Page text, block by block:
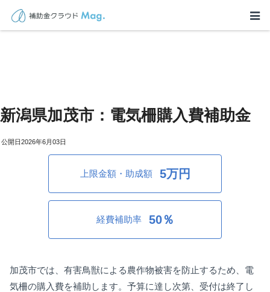
新潟県加茂市：電気柵購入費補助金
2026年6月03日
上限金額・助成額 5万円
経費補助率 50％
加茂市では、有害鳥獣による農作物被害を防止するため、電
気柵の購入費を補助します。予算に達し次第、受付は終了し